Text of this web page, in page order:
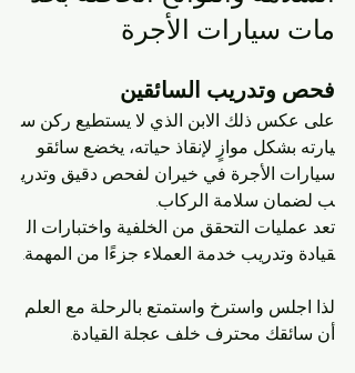
مات سيارات الأجرة
فحص وتدريب السائقين
على عكس ذلك الابن الذي لا يستطيع ركن س
يارته بشكل موازٍ لإنقاذ حياته، يخضع سائقو
سيارات الأجرة في خيران لفحص دقيق وتدري
ب لضمان سلامة الركاب.
تعد عمليات التحقق من الخلفية واختبارات ال
قيادة وتدريب خدمة العملاء جزءًا من المهمة.
لذا اجلس واسترخ واستمتع بالرحلة مع العلم
أن سائقك محترف خلف عجلة القيادة.